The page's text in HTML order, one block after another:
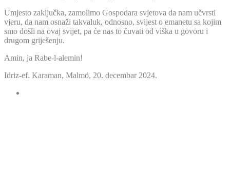
Umjesto zaključka, zamolimo Gospodara svjetova da nam učvrsti
vjeru, da nam osnaži takvaluk, odnosno, svijest o emanetu sa kojim
smo došli na ovaj svijet, pa će nas to čuvati od viška u govoru i
drugom griješenju.
Amin, ja Rabe-l-alemin!
Idriz-ef. Karaman, Malmö, 20. decembar 2024.